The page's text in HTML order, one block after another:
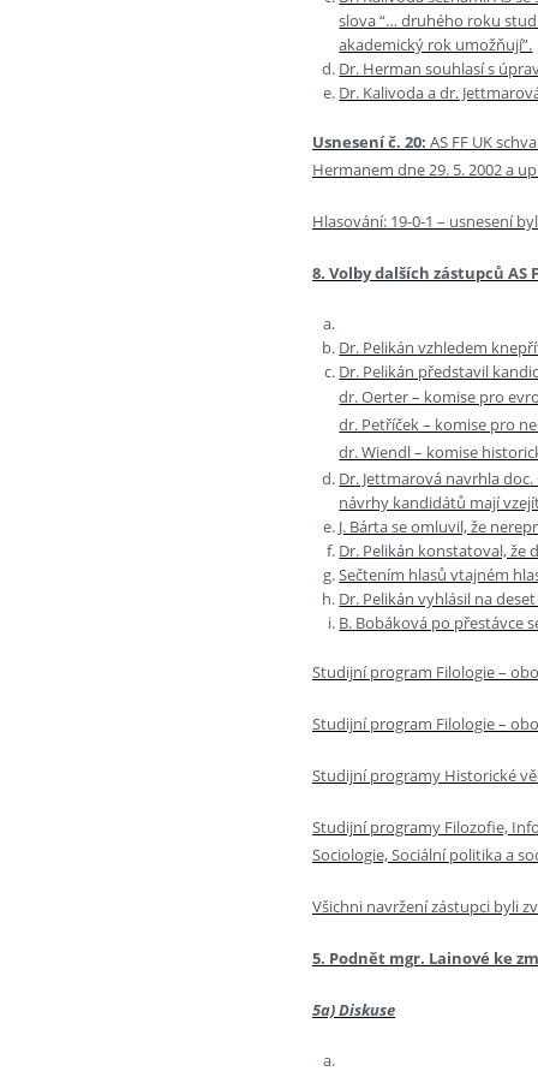
slova “… druhého roku
akademický rok umožňují”.
Dr. Herman souhlasí s
Dr. Kalivoda a dr.
Usnesení č. 20: AS FF UK
Hermanem dne 29. 5. 2002 a
Hlasování: 19-0-1 – usnesení
8. Volby dalších zástupců AS
Dr. Pelikán vzhledem
Dr. Pelikán představil
dr. Oerter – komise pro
dr. Petříček – komise pro
dr. Wiendl – komise
Dr. Jettmarová navrhla
návrhy kandidátů mají
J. Bárta se omluvil, že
Dr. Pelikán konstatoval, že
Sečtením hlasů vtajném
Dr. Pelikán vyhlásil na
B. Bobáková po přestávce
Studijní program Filologie –
Studijní program Filologie –
Studijní programy Historické
Studijní programy Filozofie,
Sociologie, Sociální politika a
Všichni navržení zástupci byli
5. Podnět mgr. Lainové ke
5a) Diskuse